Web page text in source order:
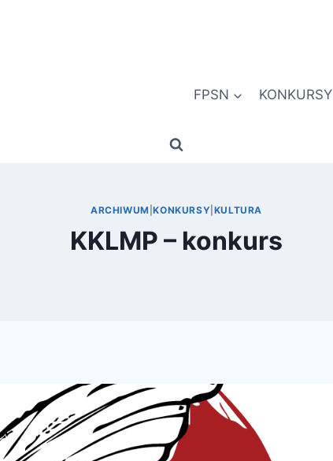
FPSN KONKURSY
ARCHIWUM |KONKURSY KULTURA
KKLMP – konkurs